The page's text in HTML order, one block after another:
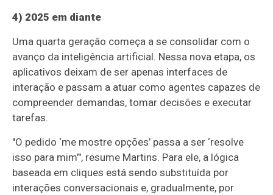
4) 2025 em diante
Uma quarta geração começa a se consolidar com o
avanço da inteligência artificial. Nessa nova etapa, os
aplicativos deixam de ser apenas interfaces de
interação e passam a atuar como agentes capazes de
compreender demandas, tomar decisões e executar
tarefas.
"O pedido ‘me mostre opções’ passa a ser ‘resolve
isso para mim’", resume Martins. Para ele, a lógica
baseada em cliques está sendo substituída por
interações conversacionais e, gradualmente, por